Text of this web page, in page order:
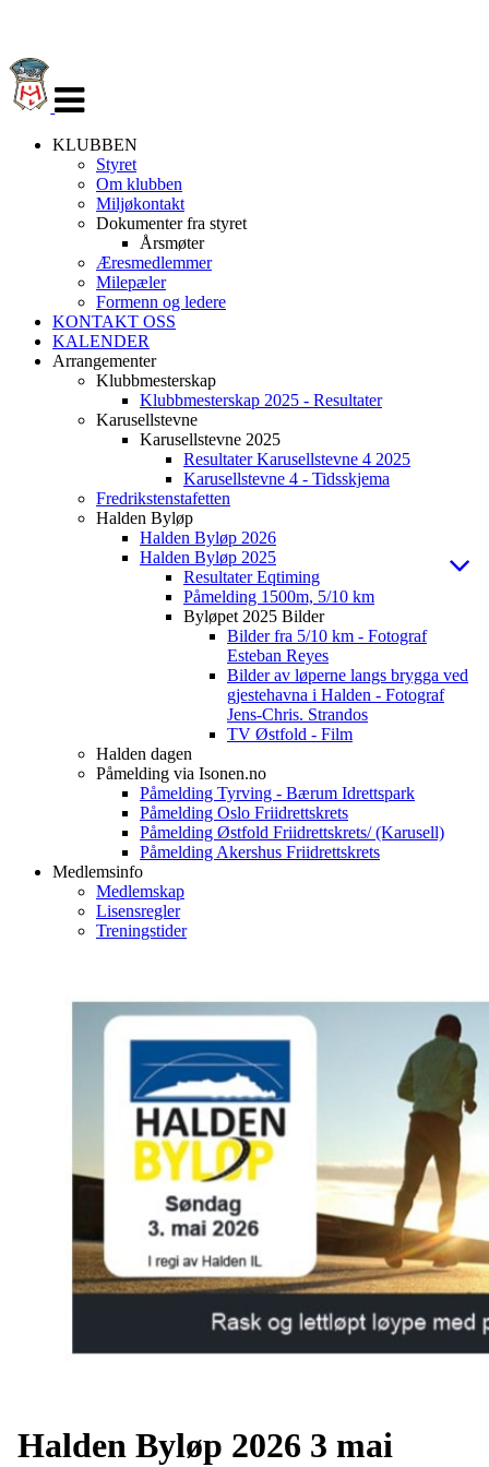
navigasjon
KLUBBEN
Styret
Om klubben
Miljøkontakt
Dokumenter fra styret
Årsmøter
Æresmedlemmer
Milepæler
Formenn og ledere
KONTAKT OSS
KALENDER
Arrangementer
Klubbmesterskap
Klubbmesterskap 2025 - Resultater
Karusellstevne
Karusellstevne 2025
Resultater Karusellstevne 4 2025
Karusellstevne 4 - Tidsskjema
Fredrikstenstafetten
Halden Byløp
Halden Byløp 2026
Halden Byløp 2025
Resultater Eqtiming
Påmelding 1500m, 5/10 km
Byløpet 2025 Bilder
Bilder fra 5/10 km - Fotograf
Esteban Reyes
Bilder av løperne langs brygga ved
gjestehavna i Halden - Fotograf
Jens-Chris. Strandos
TV Østfold - Film
Halden dagen
Påmelding via Isonen.no
Påmelding Tyrving - Bærum Idrettspark
Påmelding Oslo Friidrettskrets
Påmelding Østfold Friidrettskrets/ (Karusell)
Påmelding Akershus Friidrettskrets
Medlemsinfo
Medlemskap
Lisensregler
Treningstider
Halden Byløp 2026 3 mai